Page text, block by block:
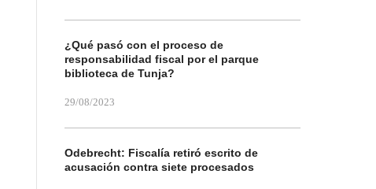
¿Qué pasó con el proceso de
responsabilidad fiscal por el parque
biblioteca de Tunja?
29/08/2023
Odebrecht: Fiscalía retiró escrito de
acusación contra siete procesados